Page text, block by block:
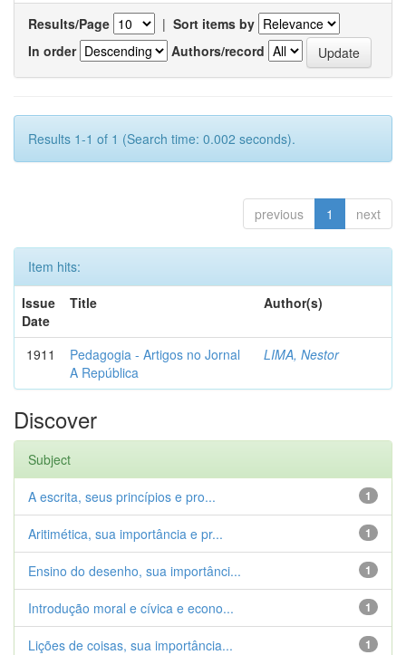
Results/Page | Sort items by
In order
Authors/record
Results 1-1 of 1 (Search time: 0.002 seconds).
previous 1 next
Item hits:
Issue
Date
Title Author(s)
1911
Pedagogia - Artigos no Jornal
A República
LIMA, Nestor
Discover
Subject
1
A escrita, seus princípios e pro...
1
Aritimética, sua importância e pr...
1
Ensino do desenho, sua importânci...
1
Introdução moral e cívica e econo...
1
Lições de coisas, sua importância...